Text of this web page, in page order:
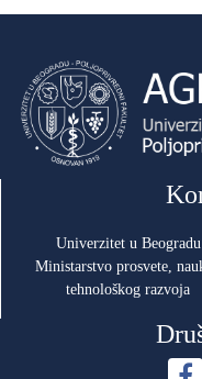
Univerzitet u Beogradu
Ministarstvo prosvete,
tehnološkog razvoja